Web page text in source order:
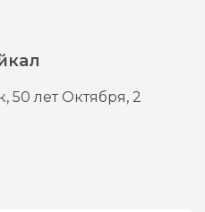
50 лет Октября, 2